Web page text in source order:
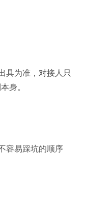
具为准，对接人只
身。
容易踩坑的顺序